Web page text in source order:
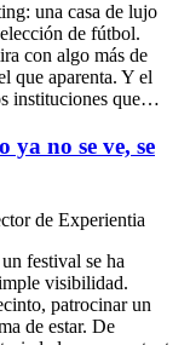
una casa de lujo
de fútbol.
con algo más de
que aparenta. Y el
instituciones que…
ya no se ve, se
de Experientia
festival se ha
visibilidad.
patrocinar un
de estar. De